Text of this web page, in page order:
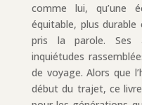
comme lui, qu’une
équitable, plus
pris la parole. Ses
inquiétudes
de voyage. Alors que
début du trajet, ce